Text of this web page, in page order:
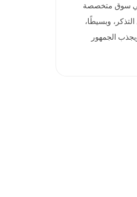
في سوق متخصصة
وبسيطًا،
الجمهور